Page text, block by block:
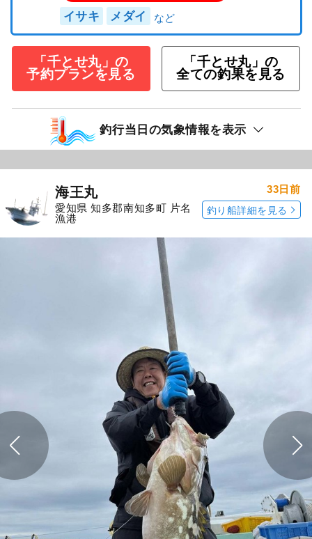
イサキ メダイ
「千とせ丸」の
予約プランを見る
「千とせ丸」の
全ての釣果を見る
釣行当日の気象情報を表示
海王丸
愛知県 知多郡南知多町 片名
漁港
33日前
釣り船詳細を見る